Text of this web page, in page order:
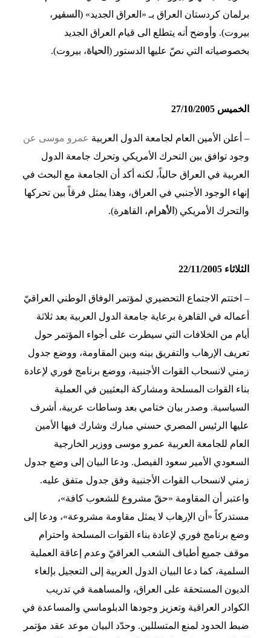
برلمان كردستان العراق بـ «العراق الجديد» ( السفير ،
بيروت). وأوضح أنه يتطلع الى قيام العراق الجديد
بخصوصياته التي نصّ عليها الدستور ( الحياة، بيروت).
الخميس 27/10/2005
– أعلن الأمين العام لجامعة الدول العربية عمرو موسى عن
وجود توافق بين التحرك الأمريكي وتحرك جامعة الدول
العربية في العراق حالياً، لكنه أكد أن الجامعة مع البحث في
إنهاء الوجود الأجنبي في العراق، وهذا يمثل فرقاً بين تحركها
والتحرك الأمريكي ( الأهرام، القاهرة).
الثلاثاء 22/11/2005
– اختتم الاجتماع التحضيري لمؤتمر الوفاق الوطني العراقيّ
أعماله في القاهرة برعاية جامعة الدول العربية بعد ثلاثة
أيام من الخلافات التي سيطرت على أجواء المؤتمر حول
تعريف الإرهاب والتفريق بينه وبين المقاومة، ووضع جدول
زمني لانسحاب القوات الأجنبية، ووضع برنامج فوري لإعادة
بناء القوات المسلحة ومشاركة البعثيين في العملية
السياسية. وصدر بيان ختامي بعد وساطات عربية، أشرف
عليها الرئيس المصري حسني مبارك وشارك فيها الأمين
العام للجامعة العربية عمرو موسى ووزير الخارجية
السعودي الأمير سعود الفيصل. ودعا البيان إلى وضع جدول
زمني لانسحاب القوات الأجنبية وفق جدول متفق عليه.
واعتبر أن المقاومة «حقّ مشروع للشعوب كافة»،
مستدركاً «أن الإرهاب لا يمثل مقاومة مشروعة»، ودعا إلى
وضع برنامج فوري لإعادة بناء القوات المسلحة واحترام
موقف جميع أطياف الشعب العراقيّ وعدم إعاقة العملية
السلمية، كما دعا البيان الدول العربية إلى التعجيل بإلغاء
الديون المستحقة على العراق، والمساهمة في تدريب
الكوادر العراقية وتعزيز وجودها الدبلوماسي والمساعدة في
ضبط الحدود لمنع المتسللين. وحدّد البيان موعد عقد مؤتمر